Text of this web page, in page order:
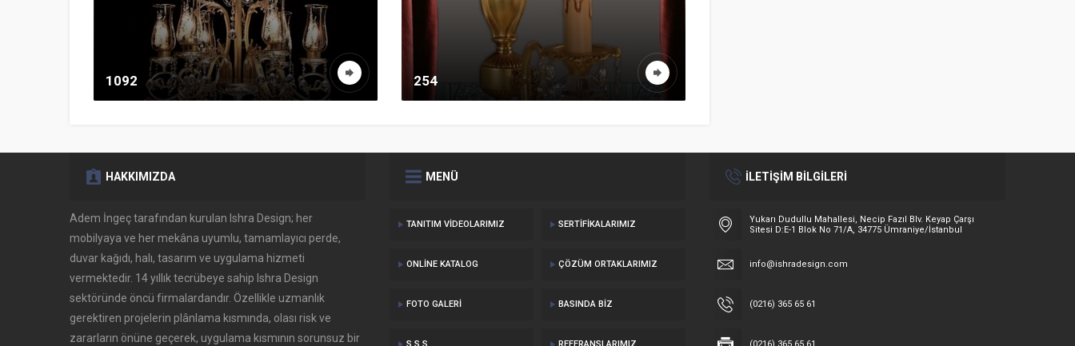
1092 254
HAKKIMIZDA
Adem İngeç tarafından kurulan Ishra Design; her
mobilyaya ve her mekâna uyumlu, tamamlayıcı perde,
duvar kağıdı, halı, tasarım ve uygulama hizmeti
vermektedir. 14 yıllık tecrübeye sahip Ishra Design
sektöründe öncü firmalardandır. Özellikle uzmanlık
gerektiren projelerin plânlama kısmında, olası risk ve
zararların önüne geçerek, uygulama kısmının sorunsuz bir
MENÜ
TANITIM VIDEOLARIMIZ SERTIFIKALARIMIZ
ONLINE KATALOG ÇÖZÜM ORTAKLARIMIZ
FOTO GALERI BASINDA BIZ
S.S.S. REFERANSLARIMIZ
İLETİŞİM BİLGİLERİ
Yukarı Dudullu Mahallesi, Necip Fazıl Blv. Keyap Çarşı
Sitesi D:E-1 Blok No 71/A, 34775 Ümraniye/İstanbul
info@ishradesign.com
(0216) 365 65 61
(0216) 365 65 61